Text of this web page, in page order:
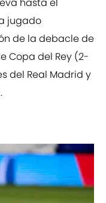
hasta el
jugado
de la debacle de
Copa del Rey (2-
del Real Madrid y